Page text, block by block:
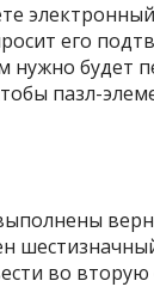
его
нужно будет
пазл-
во вторую